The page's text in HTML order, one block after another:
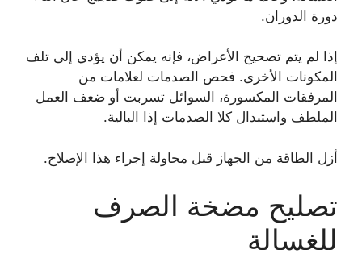
دورة الدوران.
إذا لم يتم تصحيح الأعراض، فإنه يمكن أن يؤدي إلى تلف
المكونات الأخرى. فحص الصدمات لعلامات من
المرفقات المكسورة، السوائل تسربت أو ضعف العمل
الملطف واستبدال كلا الصدمات إذا البالية.
أزل الطاقة من الجهاز قبل محاولة إجراء هذا الإصلاح.
تصليح مضخة الصرف
للغسالة